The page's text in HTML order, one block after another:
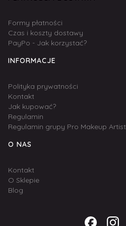
Formy płatności
Czas i koszty dostawy
PayPo - Jak korzystać?
INFORMACJE
Polityka prywatności
Kontakt
Jak kupować?
Regulamin
Regulamin grupy Pro Makeup Artist
O NAS
Kontakt
O Sklepie
Blog